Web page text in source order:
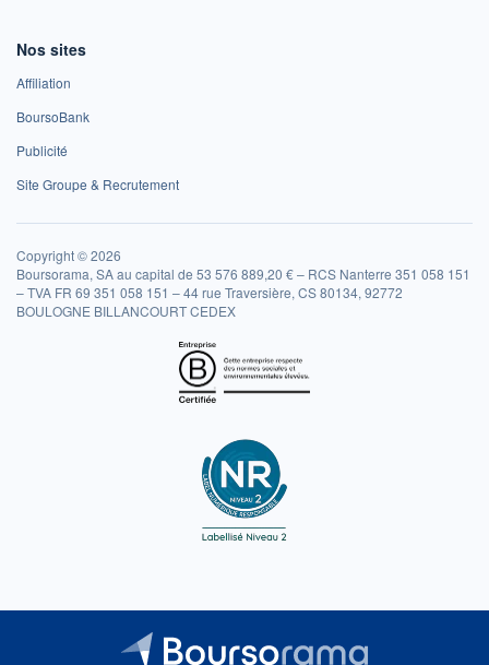
Nos sites
Affiliation
BoursoBank
Publicité
Site Groupe & Recrutement
Copyright © 2026
Boursorama, SA au capital de 53 576 889,20 € – RCS Nanterre 351 058 151
– TVA FR 69 351 058 151 – 44 rue Traversière, CS 80134, 92772
BOULOGNE BILLANCOURT CEDEX